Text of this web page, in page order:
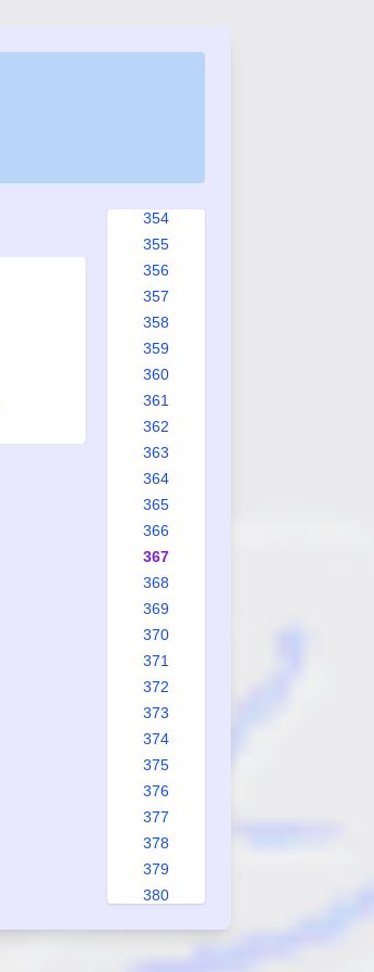
354
355
356
357
358
359
360
361
362
363
364
365
366
367
368
369
370
371
372
373
374
375
376
377
378
379
380